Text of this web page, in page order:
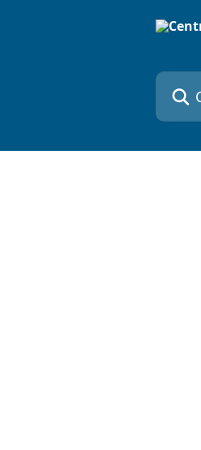
Cerca